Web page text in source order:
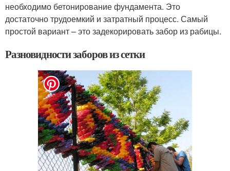
необходимо бетонирование фундамента. Это
достаточно трудоемкий и затратный процесс. Самый
простой вариант – это задекорировать забор из рабицы.
Разновидности заборов из сетки